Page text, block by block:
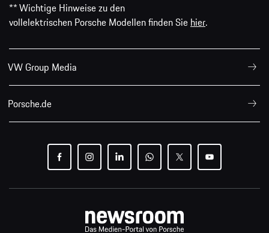
** Wichtige Hinweise zu den
vollelektrischen Porsche Modellen finden Sie hier.
VW Group Media
Porsche.de